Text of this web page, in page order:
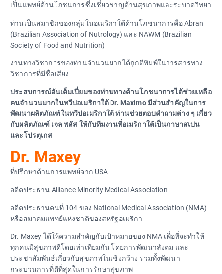
เป็นแพทย์ด้านโภชนการซึ่งเชี่ยวชาญด้านสุขภาพและระบาดวิทยา
ท่านเป็นสมาชิกของกลุ่มในอเมริกาใต้ด้านโภชนาการคือ Abran
(Brazilian Association of Nutrology) และ NAWM (Brazilian
Society of Food and Nutrition)
งานทางวิชาการของท่านจำนวนมากได้ถูกตีพิมพ์ในวารสารทาง
วิชาการที่มีชื่อเสียง
ประสบการณ์อันเต็มเปี่ยมของท่านทางด้านโภชนาการได้ช่วยเหลือ
คนจำนวนมากในทวีปอเมริกาใต้ Dr. Maximo มีส่วนสำคัญในการ
พัฒนาผลิตภัณฑ์ในทวีปอเมริกาใต้ ท่านช่วยตอบคำถามต่าง ๆ เกี่ยว
กับผลิตภัณฑ์ เจล พลัส ให้กับทีมงานที่อเมริกาใต้เป็นภาษาสเปน
และโปรตุเกส
Dr. Maxey
ที่ปรึกษาด้านการแพทย์จาก USA
อดีตประธาน Alliance Minority Medical Association
อดีตประธานคนที่ 104 ของ National Medical Association (NMA)
หรือสมาคมแพทย์แห่งชาติของสหรัฐอเมริกา
Dr. Maxey ได้ให้ความสำคัญกับเป้าหมายของ NMA เพื่อที่จะทำให้
ทุกคนมีสุขภาพดีโดยเท่าเทียมกัน โดยการพัฒนาสังคม และ
ประชาสัมพันธ์เกี่ยวกับสุขภาพในเชิงกว้าง รวมทั้งพัฒนา
กระบวนการที่ดีที่สุดในการรักษาสุขภาพ